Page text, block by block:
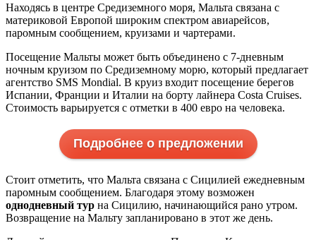
Находясь в центре Средиземного моря, Мальта связана с
материковой Европой широким спектром авиарейсов,
паромным сообщением, круизами и чартерами.
Посещение Мальты может быть объединено с 7-дневным
ночным круизом по Средиземному морю, который предлагает
агентство SMS Mondial. В круиз входит посещение берегов
Испании, Франции и Италии на борту лайнера Costa Cruises.
Стоимость варьируется с отметки в 400 евро на человека.
Подробнее о предложении
Стоит отметить, что Мальта связана с Сицилией ежедневным
паромным сообщением. Благодаря этому возможен
однодневный тур на Сицилию, начинающийся рано утром.
Возвращение на Мальту запланировано в этот же день.